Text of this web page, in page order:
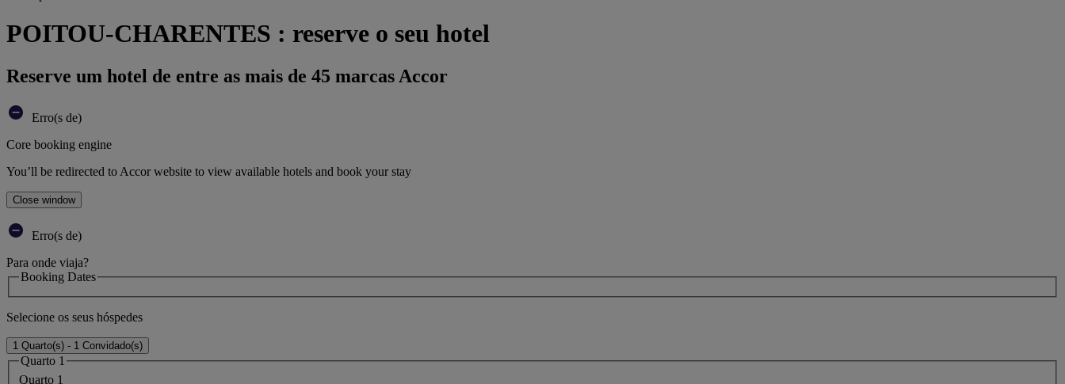
POITOU-CHARENTES : reserve o seu hotel
Reserve um hotel de entre as mais de 45 marcas Accor
Erro(s de)
Core booking engine
You’ll be redirected to Accor website to view available hotels and book your stay
Close window
Erro(s de)
Para onde viaja?
Booking Dates
Selecione os seus hóspedes
1 Quarto(s) - 1 Convidado(s)
Quarto 1
Quarto 1